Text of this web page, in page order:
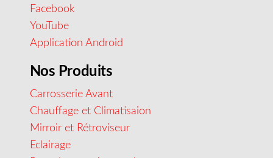
Facebook
YouTube
Application Android
Nos Produits
Carrosserie Avant
Chauffage et Climatisaion
Mirroir et Rétroviseur
Eclairage